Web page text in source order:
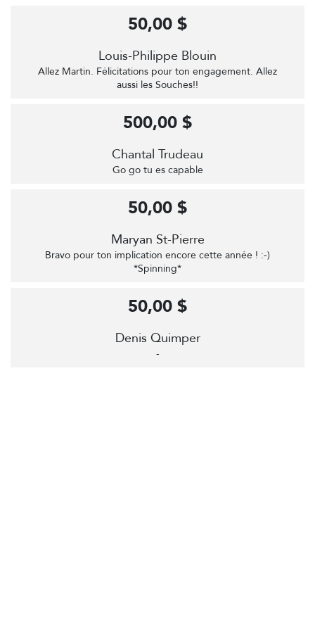
Louis-Philippe Blouin
Allez Martin. Félicitations pour ton engagement. Allez
aussi les Souches!!
50,00 $
Chantal Trudeau
Go go tu es capable
500,00 $
Maryan St-Pierre
Bravo pour ton implication encore cette année ! :-)
*Spinning*
50,00 $
Denis Quimper
-
50,00 $